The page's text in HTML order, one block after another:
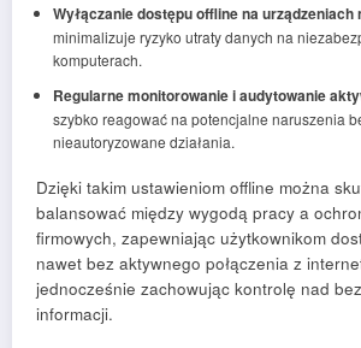
Wyłączanie dostępu offline na urządzeniach
minimalizuje ryzyko utraty danych na
komputerach.
Regularne monitorowanie i audytowanie
szybko reagować na potencjalne naruszenia
nieautoryzowane działania.
Dzięki takim ustawieniom offline można
balansować między wygodą pracy a
firmowych, zapewniając użytkownikom
nawet bez aktywnego połączenia z
jednocześnie zachowując kontrolę nad
informacji.